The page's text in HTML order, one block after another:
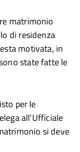
matrimonio
di residenza
motivata, in
state fatte le
per le
all'Ufficiale
si deve